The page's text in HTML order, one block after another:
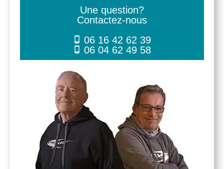
Une question?
Contactez-nous
06 16 42 62 39
06 04 62 49 58